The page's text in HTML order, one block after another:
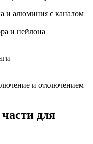
и алюминия с каналом
и нейлона
и отключением
для